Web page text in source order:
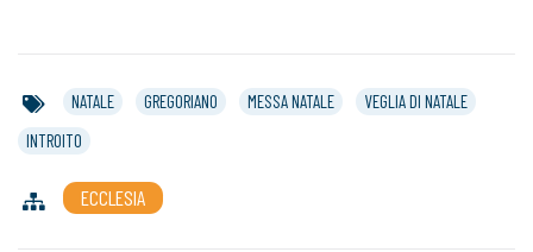
NATALE GREGORIANO MESSA NATALE
VEGLIA DI NATALE
INTROITO
ECCLESIA